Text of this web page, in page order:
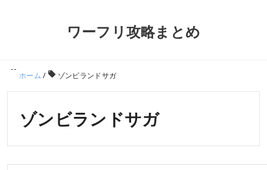
ワーフリ攻略まとめ
ホーム / ゾンビランドサガ
ゾンビランドサガ